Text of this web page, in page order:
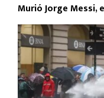
Murió Jorge Messi,